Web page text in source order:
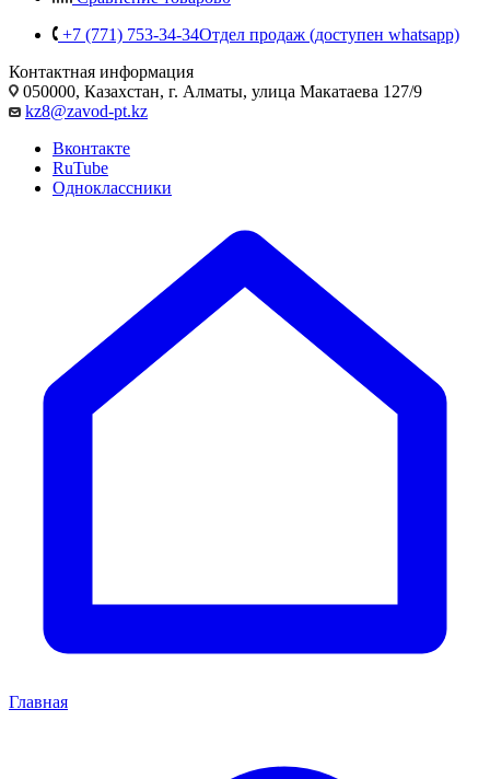
+7 (771) 753-34-34Отдел продаж (доступен whatsapp)
Контактная информация
050000, Казахстан, г. Алматы, улица Макатаева 127/9
kz8@zavod-pt.kz
Вконтакте
RuTube
Одноклассники
Главная